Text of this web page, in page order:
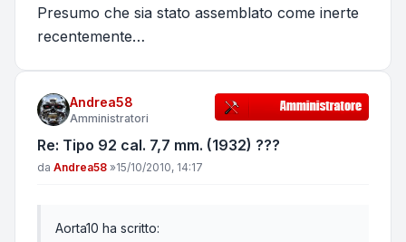
Presumo che sia stato assemblato come inerte
recentemente…
Andrea58
Amministratori
Re: Tipo 92 cal. 7,7 mm. (1932) ???
Messaggio
da Andrea58 »15/10/2010, 14:17
Aorta10 ha scritto: